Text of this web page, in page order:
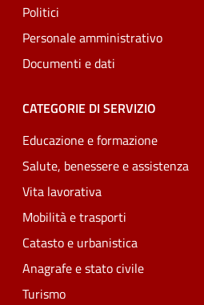
Politici
Personale amministrativo
Documenti e dati
CATEGORIE DI SERVIZIO
Educazione e formazione
Salute, benessere e assistenza
Vita lavorativa
Mobilità e trasporti
Catasto e urbanistica
Anagrafe e stato civile
Turismo